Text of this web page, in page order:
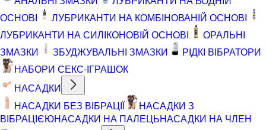
ОСНОВІ
ЛУБРИКАНТИ НА КОМБІНОВАНІЙ ОСНОВІ
ЛУБРИКАНТИ НА СИЛІКОНОВІЙ ОСНОВІ
ОРАЛЬНІ
ЗМАЗКИ
ЗБУДЖУВАЛЬНІ ЗМАЗКИ
РІДКІ ВІБРАТОРИ
НАБОРИ СЕКС-ІГРАШОК
НАСАДКИ
НАСАДКИ БЕЗ ВІБРАЦІЇ
НАСАДКИ З
ВІБРАЦІЄЮНАСАДКИ НА ПАЛЕЦЬНАСАДКИ НА ЧЛЕН